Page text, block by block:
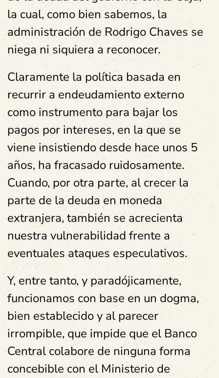
la cual, como bien sabemos, la
administración de Rodrigo Chaves se
niega ni siquiera a reconocer.
Claramente la política basada en
recurrir a endeudamiento externo
como instrumento para bajar los
pagos por intereses, en la que se
viene insistiendo desde hace unos 5
años, ha fracasado ruidosamente.
Cuando, por otra parte, al crecer la
parte de la deuda en moneda
extranjera, también se acrecienta
nuestra vulnerabilidad frente a
eventuales ataques especulativos.
Y, entre tanto, y paradójicamente,
funcionamos con base en un dogma,
bien establecido y al parecer
irrompible, que impide que el Banco
Central colabore de ninguna forma
concebible con el Ministerio de